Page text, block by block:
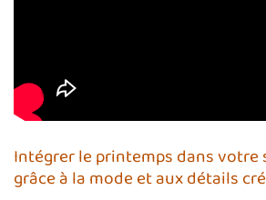
Intégrer le printemps dans votre
grâce à la mode et aux détails